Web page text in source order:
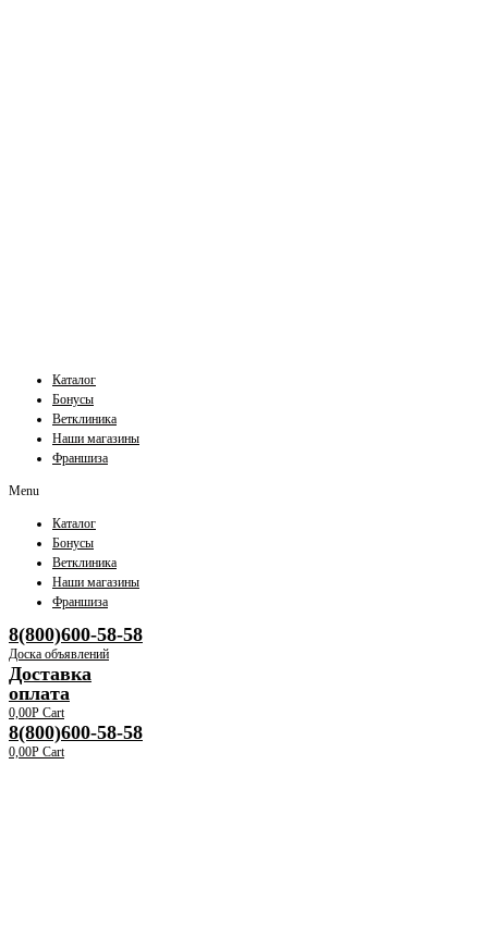
Каталог
Бонусы
Ветклиника
Наши магазины
Франшиза
Menu
Каталог
Бонусы
Ветклиника
Наши магазины
Франшиза
8(800)600-58-58
Доска объявлений
Доставка
оплата
0,00Р Cart
8(800)600-58-58
0,00Р Cart